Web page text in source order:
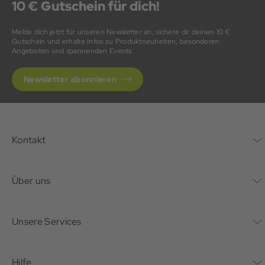
10 € Gutschein für dich!
Melde dich jetzt für unseren Newsletter an, sichere dir deinen 10 €
Gutschein und erhalte Infos zu Produktneuheiten, besonderen
Angeboten und spannenden Events.
Newsletter abonnieren
Kontakt
Über uns
Unsere Services
Hilfe